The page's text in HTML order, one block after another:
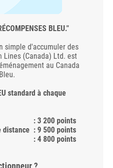
BLEU."
simple d'accumuler des
Lines (Canada) Ltd. est
au Canada
standard à chaque
: 3 200 points
distance : 9 500 points
: 4 800 points
?